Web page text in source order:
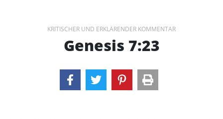
KRITISCHER UND ERKLÄRENDER KOMMENTAR
Genesis 7:23